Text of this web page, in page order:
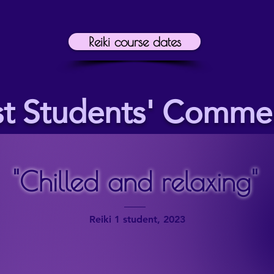
Reiki course dates
Students'
"Chilled and relaxing"
Reiki 1 student, 2023